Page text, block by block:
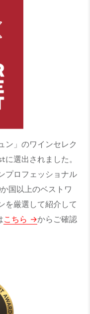
ン」のワインセレク
選出されました。
プロフェッショナル
国以上のベストワ
を厳選して紹介して
こちら
からご確認